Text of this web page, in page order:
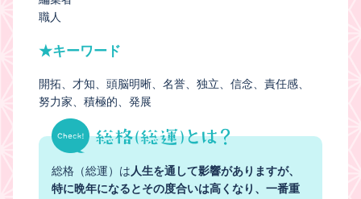
職人
★キーワード
開拓 才知 頭脳明晰 名誉 独立 信念
責任感
努力家
積極的 発展
総格（総運）は人生を通して影響がありますが、
特に晩年になるとその度合いは高くなり、一番重